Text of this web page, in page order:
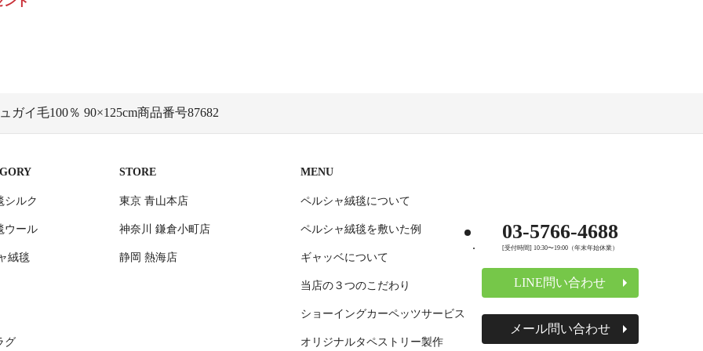
ガイ毛100％ 90×125cm商品番号87682
シルク
ウール
絨毯
グ
STORE
東京 青山本店
神奈川 鎌倉小町店
静岡 熱海店
MENU
ペルシャ絨毯について
ペルシャ絨毯を敷いた例
ギャッベについて
当店の３つのこだわり
ショーイングカーペッツサービス
オリジナルタペストリー製作
03-5766-4688
[受付時間] 10:30〜19:00（年末年始休業）
LINE問い合わせ
メール問い合わせ